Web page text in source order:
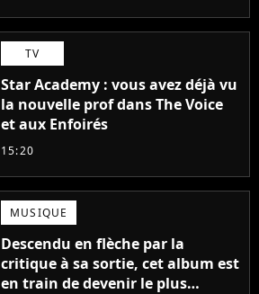
TV
Star Academy : vous avez déjà vu
la nouvelle prof dans The Voice
et aux Enfoirés
15:20
MUSIQUE
Descendu en flèche par la
critique à sa sortie, cet album est
en train de devenir le plus